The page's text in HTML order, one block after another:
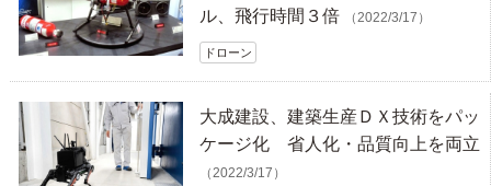
ル、飛行時間３倍
（2022/3/17）
ドローン
大成建設、建築生産ＤＸ技術をパッ
ケージ化 省人化・品質向上を両立
（2022/3/17）